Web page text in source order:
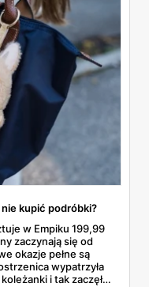
i komu taka rakieta
kupić podróbki?
w Empiku 199,99
zaczynają się od
okazje pełne są
wypatrzyła
i tak zaczęło